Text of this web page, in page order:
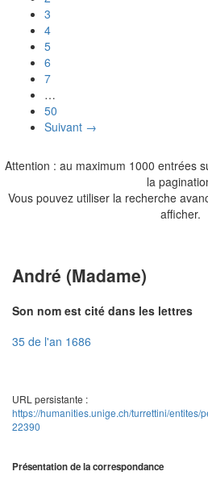
3
4
5
6
7
…
50
Suivant →
Attention : au maximum 1000 entrées
la
Vous pouvez utiliser la recherche
afficher.
André (Madame)
Son nom est cité dans les lettres
35 de l'an 1686
URL persistante :
https://humanities.unige.ch/turrettini/entites/
22390
Présentation de la correspondance